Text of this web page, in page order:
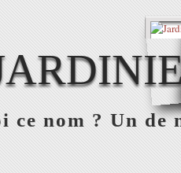
ce nom ? Un de